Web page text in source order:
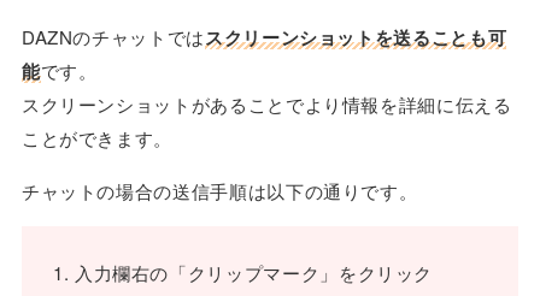
DAZNのチャットではスクリーンショットを送ることも可
能です。
スクリーンショットがあることでより情報を詳細に伝える
ことができます。
チャットの場合の送信手順は以下の通りです。
入力欄右の「クリップマーク」をクリック